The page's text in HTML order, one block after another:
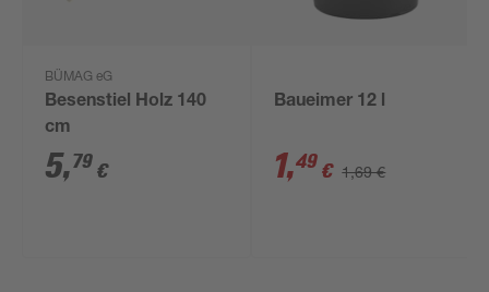
BÜMAG eG
Besenstiel Holz 140
cm
5,79 €
Baueimer 12 l
1,49 € 1,69 €